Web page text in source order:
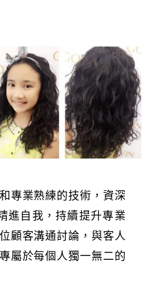
專業熟練的技術，資深
進自我，持續提升專業
顧客溝通討論，與客人
屬於每個人獨一無二的